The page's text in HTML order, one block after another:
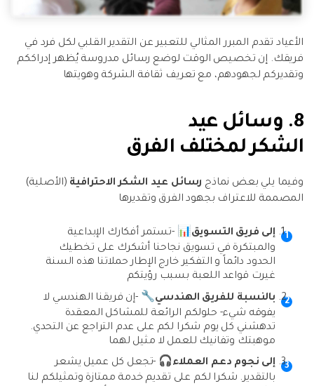
الأعياد تقدم المبرر المثالي للتعبير عن التقدير القلبي لكل فرد في
فريقك. إن تخصيص الوقت لوضع رسائل مدروسة يُظهر إدراككم
وتقديركم لجهودهم، مع تعريف ثقافة الشركة وهويتها
8. وسائل عيد
الشكر لمختلف الفرق
وفيما يلي بعض نماذج رسائل عيد الشكر الاحترافية (الأصلية)
المصممة للاعتراف بجهود الفرق وتقديرها
إلى فريق التسويق📊 -تستمر أفكارك الإبداعية
والمبتكرة في تسويق نجاحنا أشكرك على تخطيك
الحدود دائماً و التفكير خارج الإطار حملاتنا هذه السنة
غيرت قواعد اللعبة بسبب رؤيتكم
بالنسبة للفريق الهندسي🔧 -إن فريقنا الهندسي لا
يفوقه شيء- حلولكم الرائعة للمشاكل المعقدة
تدهشني كل يوم شكرا لكم على عدم التراجع عن التحدي.
موهبتك وتفانيك للعمل لا مثيل لهما
إلى نجوم دعم العملاء🎧 -تجعل كل عميل يشعر
بالتقدير. شكرا لكم على تقديم خدمة ممتازة وتمثيلكم لنا